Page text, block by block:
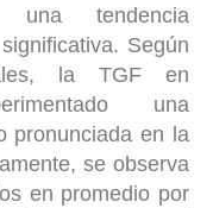
tendencia
Según
la TGF en
una
pronunciada en la
se observa
en promedio por